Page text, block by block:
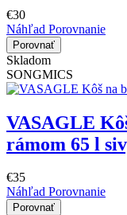
€30
Náhľad Porovnanie
Porovnať
Skladom
SONGMICS
VASAGLE
rámom 65 l
€35
Náhľad Porovnanie
Porovnať